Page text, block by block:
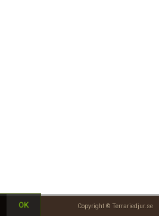
Copyright © Terrariedjur.se
OK